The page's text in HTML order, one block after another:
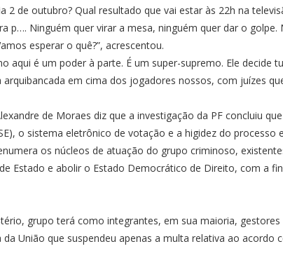
2 de outubro? Qual resultado que vai estar às 22h na
p…. Ninguém quer virar a mesa, ninguém quer dar o
esperar o quê?”, acrescentou.
aqui é um poder à parte. É um super-supremo. Ele
em cima dos jogadores nossos, com juízes
de Moraes diz que a investigação da PF concluiu
o sistema eletrônico de votação e a higidez do processo
os núcleos de atuação do grupo criminoso,
Estado e abolir o Estado Democrático de Direito, com a
grupo terá como integrantes, em sua maioria,
União que suspendeu apenas a multa relativa ao